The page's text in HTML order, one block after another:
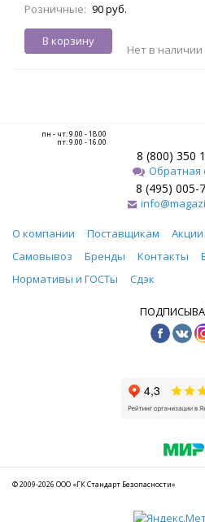
Розничные: 90 руб.
В корзину
Нет в наличии
пн - чт: 9.00 - 18.00
пт: 9.00 - 16.00
8 (800) 350
Обратная
8 (495) 005-
О компании Поставщикам Акции
Самовывоз
Бренды Контакты
Нормативы и ГОСТы
Сдэк
© 2009-2026 ООО «ГК Стандарт Безопасности»